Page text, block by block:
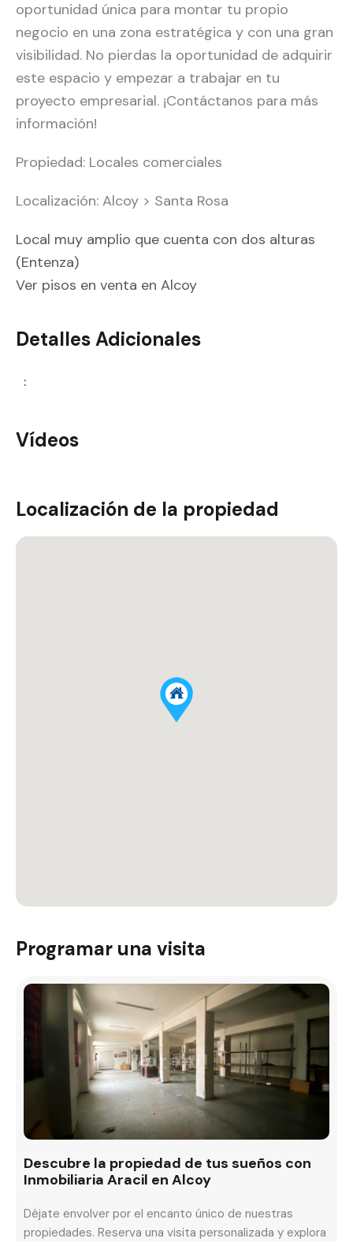
oportunidad única para montar tu propio
negocio en una zona estratégica y con una gran
visibilidad. No pierdas la oportunidad de adquirir
este espacio y empezar a trabajar en tu
proyecto empresarial. ¡Contáctanos para más
información!
Propiedad: Locales comerciales
Localización: Alcoy > Santa Rosa
Local muy amplio que cuenta con dos alturas
(Entenza)
Ver pisos en venta en Alcoy
Detalles Adicionales
:
Vídeos
Localización de la propiedad
Programar una visita
Descubre la propiedad de tus sueños con
Inmobiliaria Aracil en Alcoy
Déjate envolver por el encanto único de nuestras
propiedades. Reserva una visita personalizada y explora